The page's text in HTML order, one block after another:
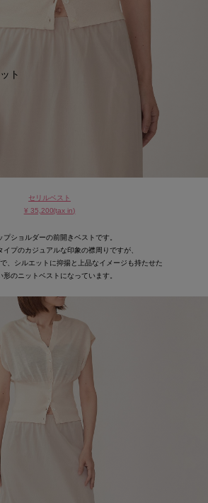
ト
セリルベスト
¥ 35,200(tax in)
プショルダーの前開きベストです。
イプのカジュアルな印象の襟周りですが、
、シルエットに抑揚と上品なイメージも持たせた
形のニットベストになっています。